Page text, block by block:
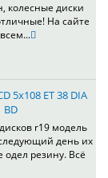
колесные диски
На сайте
5x108 ET 38 DIA
BD
r19 модель
день их
резину. Всё